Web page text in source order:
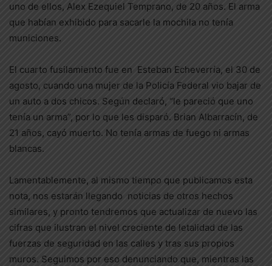
uno de ellos, Alex Ezequiel Temprano, de 20 años. El arma
que habían exhibido para sacarle la mochila no tenía
municiones.
El cuarto fusilamiento fue en Esteban Echeverría, el 30 de
agosto, cuando una mujer de la Policía Federal vio bajar de
un auto a dos chicos. Según declaró, “le pareció que uno
tenía un arma”, por lo que les disparó. Brian Albarracín, de
21 años, cayó muerto. No tenía armas de fuego ni armas
blancas.
Lamentablemente, al mismo tiempo que publicamos esta
nota, nos estarán llegando noticias de otros hechos
similares, y pronto tendremos que actualizar de nuevo las
cifras que ilustran el nivel creciente de letalidad de las
fuerzas de seguridad en las calles y tras sus propios
muros. Seguimos por eso denunciando que, mientras las